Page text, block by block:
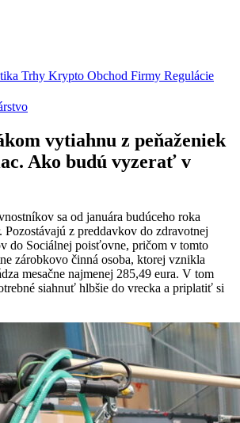
Trhy Krypto Obchod Firmy Regulácie
vytiahnu z peňaženiek
Ako budú vyzerať v
sa od januára budúceho roka
Pozostávajú z preddavkov do zdravotnej
do Sociálnej poisťovne, pričom v tomto
zárobkovo činná osoba, ktorej vznikla
mesačne najmenej 285,49 eura. V tom
siahnuť hlbšie do vrecka a priplatiť si